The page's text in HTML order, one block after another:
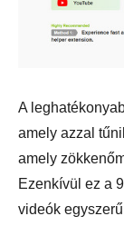
A
amely azzal
amely
Ezenkívül ez a
videók